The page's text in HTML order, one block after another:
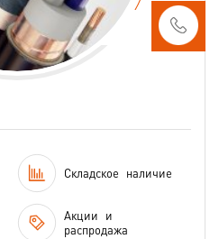
Складское наличие
Акции и
распродажа